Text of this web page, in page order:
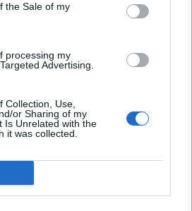
the Sale of my
processing my
Advertising.
Collection, Use,
or Sharing of my
Is Unrelated with the
it was collected.
εμφάνισης των 25 χωρών